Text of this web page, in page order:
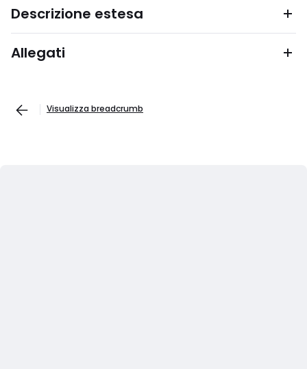
Descrizione estesa
Allegati
Visualizza breadcrumb